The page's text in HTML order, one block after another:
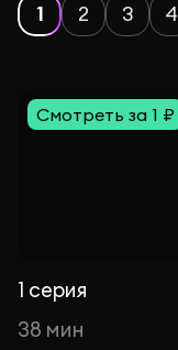
1 2 3 4
Смотреть за 1 ₽
1 серия
38 мин